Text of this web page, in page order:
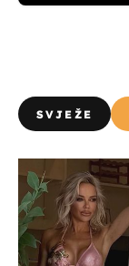
SVJEŽE